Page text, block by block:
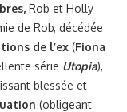
Rob et Holly
de Rob, décédée
de l’ex (Fiona
série Utopia),
blessée et
(obligeant